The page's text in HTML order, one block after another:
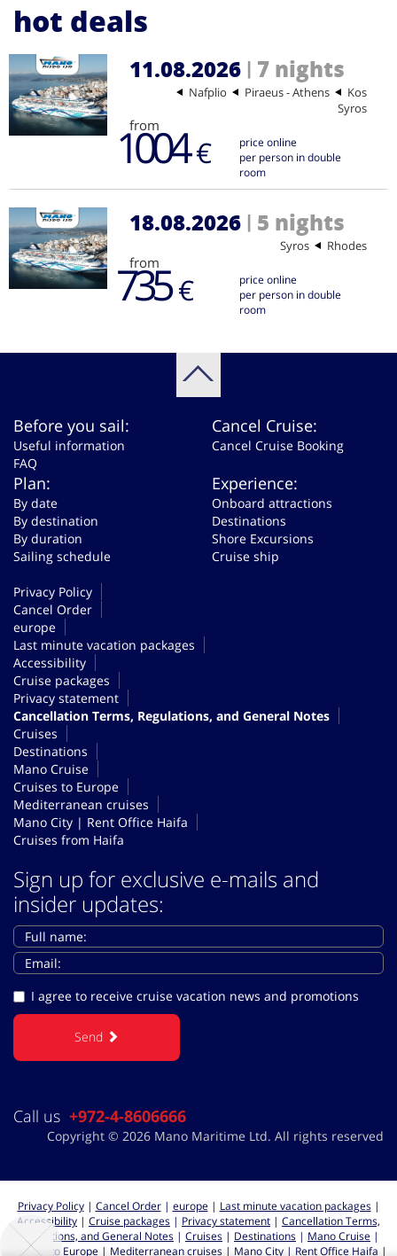
hot deals
11.08.2026 | 7 nights
Kos
Piraeus - Athens
Nafplio
Syros
from
1004€
price online
per person in double
room
18.08.2026 | 5 nights
Rhodes
Syros
from
735€
price online
per person in double
room
Before you sail:
Useful information
FAQ
Cancel Cruise:
Cancel Cruise Booking
Plan:
By date
By destination
By duration
Sailing schedule
Experience:
Onboard attractions
Destinations
Shore Excursions
Cruise ship
Privacy Policy
Cancel Order
europe
Last minute vacation packages
Accessibility
Cruise packages
Privacy statement
Cancellation Terms, Regulations, and General Notes
Cruises
Destinations
Mano Cruise
Cruises to Europe
Mediterranean cruises
Mano City | Rent Office Haifa
Cruises from Haifa
Sign up for exclusive e-mails and
insider updates:
I agree to receive cruise vacation news and promotions
Send
Call us +972-4-8606666
Copyright © 2026 Mano Maritime Ltd. All rights reserved
Privacy Policy | Cancel Order | europe | Last minute vacation packages |
Accessibility | Cruise packages | Privacy statement | Cancellation Terms,
Regulations, and General Notes | Cruises | Destinations | Mano Cruise |
Cruises to Europe | Mediterranean cruises | Mano City | Rent Office Haifa |